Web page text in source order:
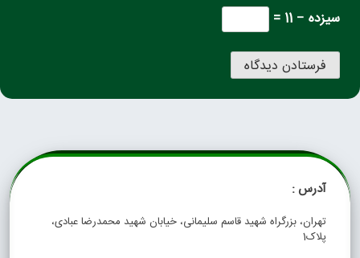
سیزده − 11 =
آدرس :
تهران، بزرگراه شهید قاسم سلیمانی، خیابان شهید محمدرضا عبادی،
پلاک1